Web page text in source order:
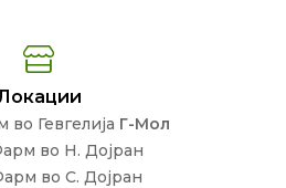
Гевгелија Г-Мол
во Н. Дојран
во С. Дојран